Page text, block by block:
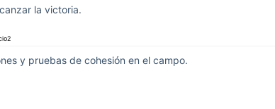
la victoria.
y pruebas de cohesión en el campo.